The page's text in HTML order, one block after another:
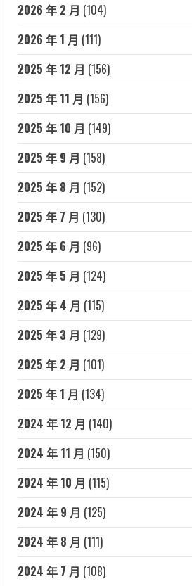
2026 年 2 月 (104)
2026 年 1 月 (111)
2025 年 12 月 (156)
2025 年 11 月 (156)
2025 年 10 月 (149)
2025 年 9 月 (158)
2025 年 8 月 (152)
2025 年 7 月 (130)
2025 年 6 月 (96)
2025 年 5 月 (124)
2025 年 4 月 (115)
2025 年 3 月 (129)
2025 年 2 月 (101)
2025 年 1 月 (134)
2024 年 12 月 (140)
2024 年 11 月 (150)
2024 年 10 月 (115)
2024 年 9 月 (125)
2024 年 8 月 (111)
2024 年 7 月 (108)